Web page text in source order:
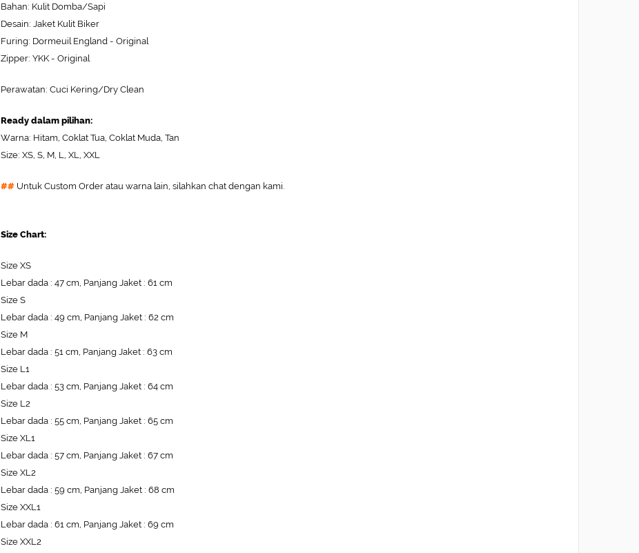
Bahan: Kulit Domba/Sapi
Desain: Jaket Kulit Biker
Furing: Dormeuil England - Original
Zipper: YKK - Original
Perawatan: Cuci Kering/Dry Clean
Ready dalam pilihan:
Warna: Hitam, Coklat Tua, Coklat Muda, Tan
Size: XS, S, M, L, XL, XXL
## Untuk Custom Order atau warna lain, silahkan chat dengan kami.
Size Chart:
Size XS
Lebar dada : 47 cm, Panjang Jaket : 61 cm
Size S
Lebar dada : 49 cm, Panjang Jaket : 62 cm
Size M
Lebar dada : 51 cm, Panjang Jaket : 63 cm
Size L1
Lebar dada : 53 cm, Panjang Jaket : 64 cm
Size L2
Lebar dada : 55 cm, Panjang Jaket : 65 cm
Size XL1
Lebar dada : 57 cm, Panjang Jaket : 67 cm
Size XL2
Lebar dada : 59 cm, Panjang Jaket : 68 cm
Size XXL1
Lebar dada : 61 cm, Panjang Jaket : 69 cm
Size XXL2